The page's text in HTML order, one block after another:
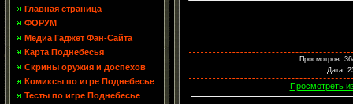
Главная страница
ФОРУМ
Медиа Гаджет Фан-Сайта
Карта Поднебесья
Скрины оружия и доспехов
Комиксы по игре Поднебесье
Тесты по игре Поднебесье
Просмотров:
Дата:
Просмотреть